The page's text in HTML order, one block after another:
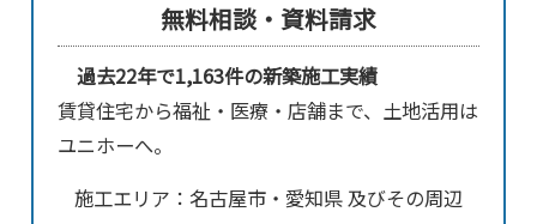
無料相談・資料請求
過去22年で1,163件の新築施工実績
賃貸住宅から福祉・医療・店舗まで、土地活用は
ユニホーへ。
施工エリア：名古屋市・愛知県 及びその周辺